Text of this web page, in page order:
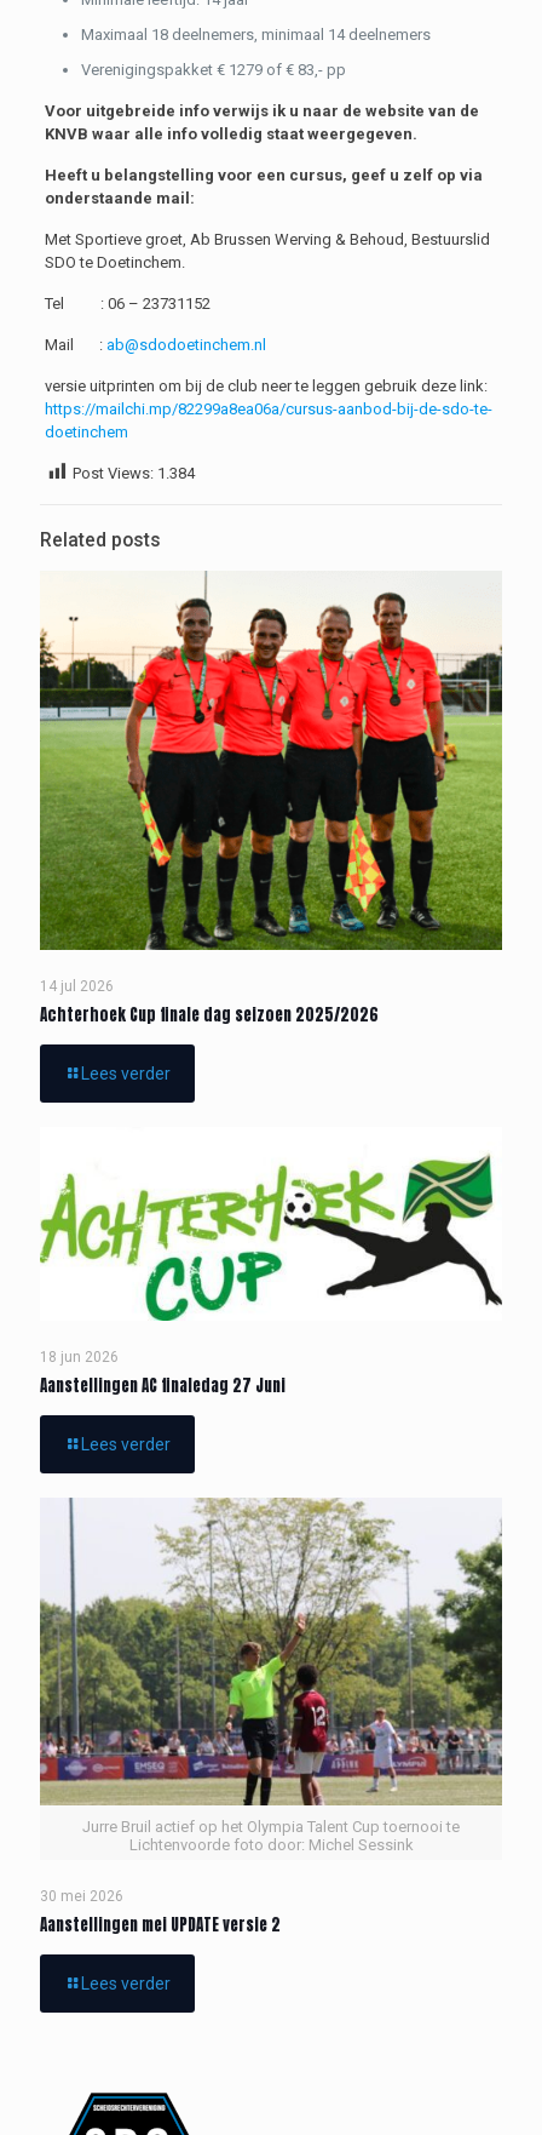
Maximaal 18 deelnemers, minimaal 14 deelnemers
Verenigingspakket € 1279 of € 83,- pp
Voor uitgebreide info verwijs ik u naar de website van de
KNVB waar alle info volledig staat weergegeven.
Heeft u belangstelling voor een cursus, geef u zelf op via
onderstaande mail:
Met Sportieve groet, Ab Brussen Werving & Behoud, Bestuurslid
SDO te Doetinchem.
Tel : 06 – 23731152
Mail : ab@sdodoetinchem.nl
versie uitprinten om bij de club neer te leggen gebruik deze link:
https://mailchi.mp/82299a8ea06a/cursus-aanbod-bij-de-sdo-te-
doetinchem
Post Views: 1.384
Related posts
14 jul 2026
Achterhoek Cup finale dag seizoen 2025/2026
Lees verder
18 jun 2026
Aanstellingen AC finaledag 27 Juni
Lees verder
Jurre Bruil actief op het Olympia Talent Cup toernooi te
Lichtenvoorde foto door: Michel Sessink
30 mei 2026
Aanstellingen mei UPDATE versie 2
Lees verder